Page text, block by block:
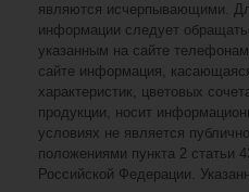
являются исчерпывающими.
информации следует
указанным на сайте
сайте информация,
характеристик, цветовых
продукции, носит
условиях не является
положениями пункта 2 статьи
Российской Федерации.